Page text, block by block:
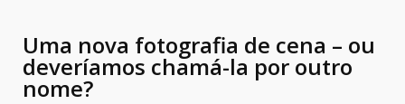
Uma nova fotografia de cena – ou
deveríamos chamá-la por outro
nome?